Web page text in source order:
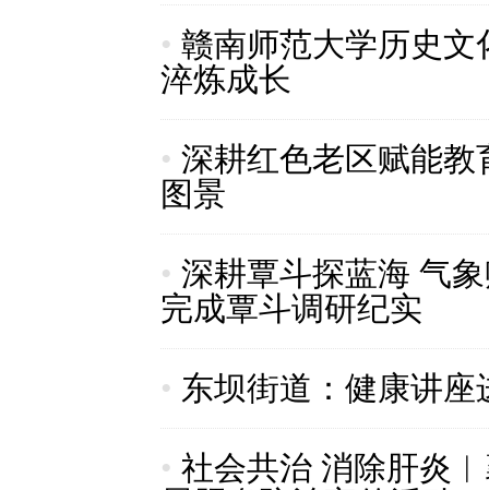
• 赣南师范大学历史
淬炼成长
• 深耕红色老区赋能
图景
• 深耕覃斗探蓝海 气
完成覃斗调研纪实
• 东坝街道：健康讲
• 社会共治 消除肝炎